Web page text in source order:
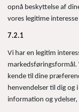
opnå beskyttelse af
vores legitime
7.2.1
Vi har en legitim
markedsføringsformål.
kende til dine
henvendelser til dig og
information og